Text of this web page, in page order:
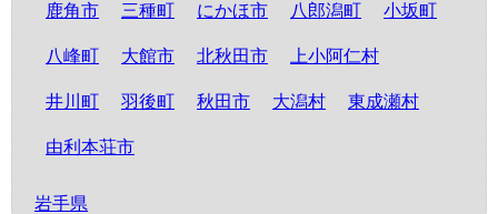
鹿角市 三種町 にかほ市 八郎潟町 小坂町
八峰町 大館市 北秋田市 上小阿仁村
井川町 羽後町 秋田市 大潟村 東成瀬村
由利本荘市
岩手県